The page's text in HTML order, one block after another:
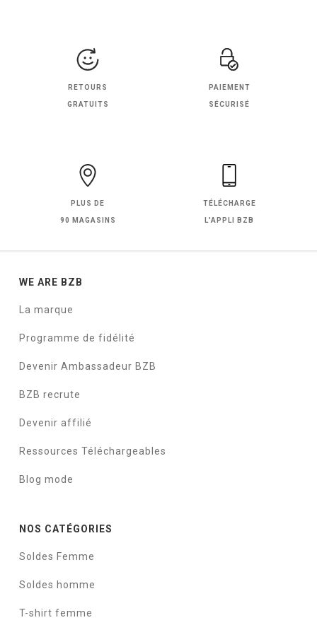
RETOURS
GRATUITS
PAIEMENT
SÉCURISÉ
PLUS DE
90 MAGASINS
TÉLÉCHARGE
L'APPLI BZB
WE ARE BZB
La marque
Programme de fidélité
Devenir Ambassadeur BZB
BZB recrute
Devenir affilié
Ressources Téléchargeables
Blog mode
NOS CATÉGORIES
Soldes Femme
Soldes homme
T-shirt femme